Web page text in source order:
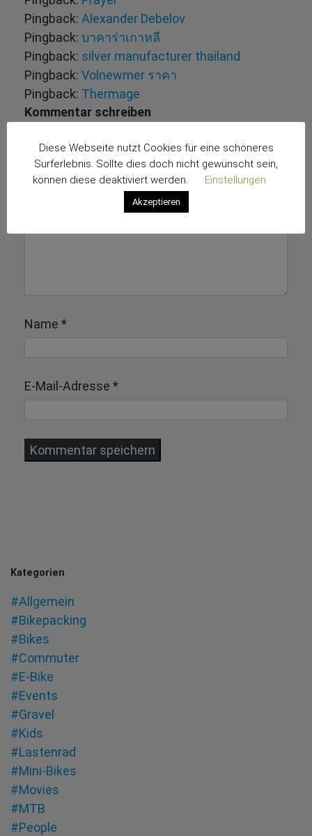
Pingback: Alexander Debelov
Pingback: บาคาร่าเกาหลี
Pingback: silver manufacturer thailand
Pingback: Volnewmer ราคา
Pingback: Thermage
Kommentar schreiben
Deine E-Mail-Adresse wird nicht veröffentlicht.
Erforderliche Felder sind mit*markiert
Name *
E-Mail-Adresse *
Kategorien
#Allgemein
#Bikepacking
#Bikes
#Commuter
#E-Bike
#Events
#Gravel
#Kids
#Lastenrad
#Mini-Bikes
#Movies
#MTB
#People
Diese Webseite nutzt Cookies für eine schöneres
Surferlebnis. Sollte dies doch nicht gewünscht sein,
können diese deaktiviert werden.
Einstellungen
Akzeptieren